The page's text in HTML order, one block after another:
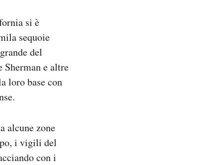
si è
sequoie
del
e altre
loro base con
alcune zone
i vigili del
con i